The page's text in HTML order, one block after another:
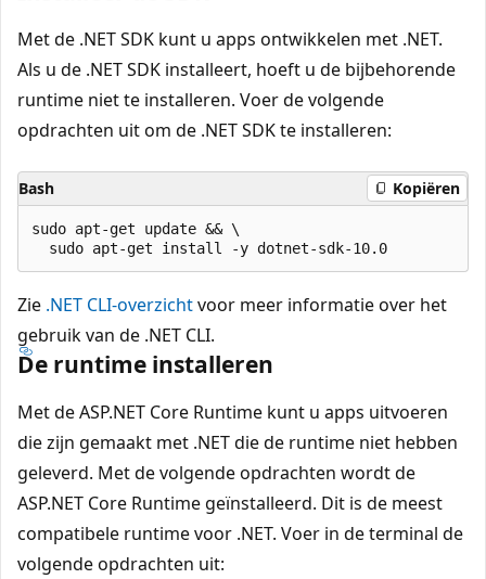
Met de .NET SDK kunt u apps ontwikkelen met .NET.
Als u de .NET SDK installeert, hoeft u de bijbehorende
runtime niet te installeren. Voer de volgende
opdrachten uit om de .NET SDK te installeren:
Bash Kopiëren
sudo apt-get update && \
Zie .NET CLI-overzichtvoor meer informatie over het
gebruik van de .NET CLI.
De runtime installeren
Met de ASP.NET Core Runtime kunt u apps uitvoeren
die zijn gemaakt met .NET die de runtime niet hebben
geleverd. Met de volgende opdrachten wordt de
ASP.NET Core Runtime geïnstalleerd. Dit is de meest
compatibele runtime voor .NET. Voer in de terminal de
volgende opdrachten uit: